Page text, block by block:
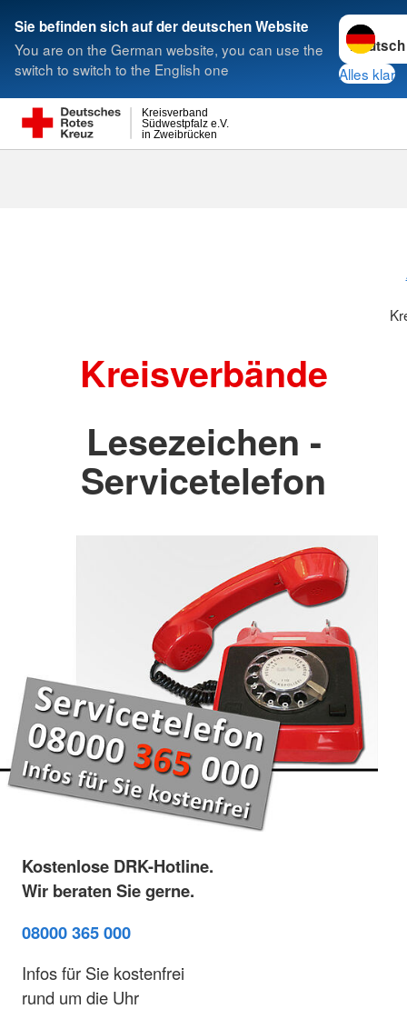
Sie befinden sich auf der deutschen Website
You are on the German website, you can use the
switch to switch to the English one
Sprache
Alles klar
in Zweibrücken
Südwestpfalz e.V.
Kreisverband
Suche
Kreisverbände
Lesezeichen -
Servicetelefon
Kostenlose DRK-Hotline.
Wir beraten Sie gerne.
08000 365 000
Infos für Sie kostenfrei
rund um die Uhr